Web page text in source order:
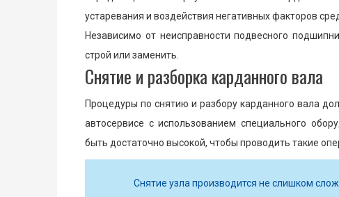
устаревания и воздействия негативных факторов
Независимо от неисправности подвесного
строй или заменить.
Снятие и разборка карданного вала
Процедуры по снятию и разбору карданного вала
автосервисе с использованием специального
быть достаточно высокой, чтобы проводить такие
Снятие узла производится не слишком